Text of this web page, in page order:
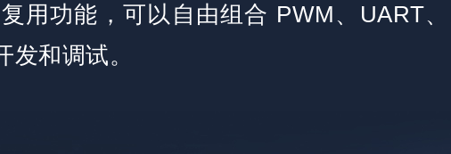
用功能，可以自由组合 PWM、UART
发和调试。